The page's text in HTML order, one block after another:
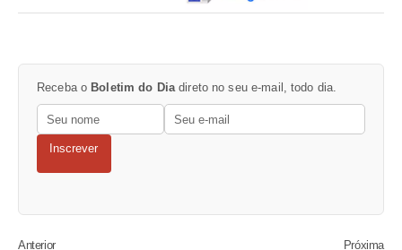
Receba o Boletim do Dia direto no seu e-mail, todo dia.
Inscrever
Anterior Próxima